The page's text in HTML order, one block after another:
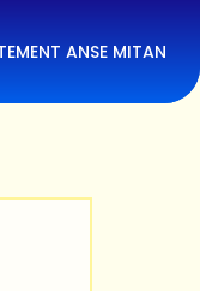
ANSE MITAN